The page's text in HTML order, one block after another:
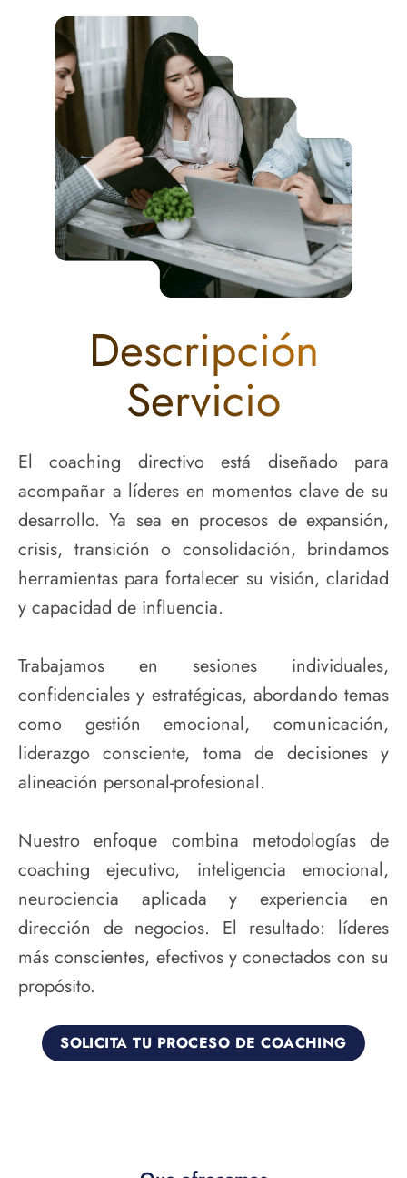
Descripción
Servicio
El coaching directivo está diseñado para
acompañar a líderes en momentos clave de su
desarrollo. Ya sea en procesos de expansión,
crisis, transición o consolidación, brindamos
herramientas para fortalecer su visión, claridad
y capacidad de influencia.
Trabajamos en sesiones individuales,
confidenciales y estratégicas, abordando temas
como gestión emocional, comunicación,
liderazgo consciente, toma de decisiones y
alineación personal-profesional.
Nuestro enfoque combina metodologías de
coaching ejecutivo, inteligencia emocional,
neurociencia aplicada y experiencia en
dirección de negocios. El resultado: líderes
más conscientes, efectivos y conectados con su
propósito.
SOLICITA TU PROCESO DE COACHING